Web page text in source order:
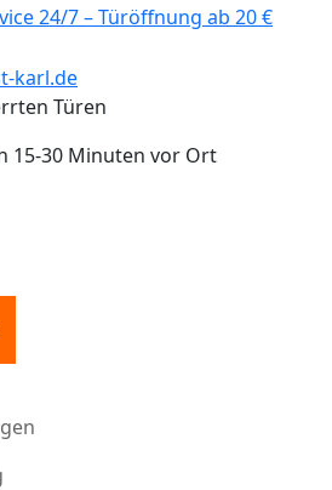
karl.de
Türen
15-30 Minuten vor Ort